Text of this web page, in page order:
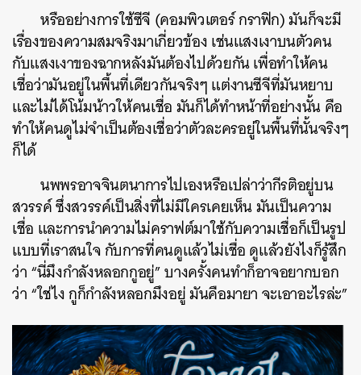
หรืออย่างการใช้ซีจี (คอมพิวเตอร์ กราฟิก) มันก็จะมี
เรื่องของความสมจริงมาเกี่ยวข้อง เช่นแสงเงาบนตัวคน
กับแสงเงาของฉากหลังมันต้องไปด้วยกัน เพื่อทำให้คน
เชื่อว่ามันอยู่ในพื้นที่เดียวกันจริงๆ แต่งานซีจีที่มันหยาบ
และไม่ได้โน้มน้าวให้คนเชื่อ มันก็ได้ทำหน้าที่อย่างนั้น คือ
ทำให้คนดูไม่จำเป็นต้องเชื่อว่าตัวละครอยู่ในพื้นที่นั้นจริงๆ
ก็ได้
นพพรอาจจินตนาการไปเองหรือเปล่าว่ากีรติอยู่บน
สวรรค์ ซึ่งสวรรค์เป็นสิ่งที่ไม่มีใครเคยเห็น มันเป็นความ
เชื่อ และการนำความไม่คราฟต์มาใช้กับความเชื่อก็เป็นรูป
แบบที่เราสนใจ กับการที่คนดูแล้วไม่เชื่อ ดูแล้วยังไงก็รู้สึก
ว่า “นี่มึงกำลังหลอกกูอยู่” บางครั้งคนทำก็อาจอยากบอก
ว่า “ใช่ไง กูก็กำลังหลอกมึงอยู่ มันคือมายา จะเอาอะไรล่ะ”